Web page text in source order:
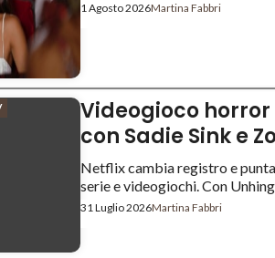
1 Agosto 2026Martina Fabbri
Videogioco
con Sadie Sink e
Netflix cambia registro e punta
serie e videogiochi. Con
31 Luglio 2026Martina Fabbri